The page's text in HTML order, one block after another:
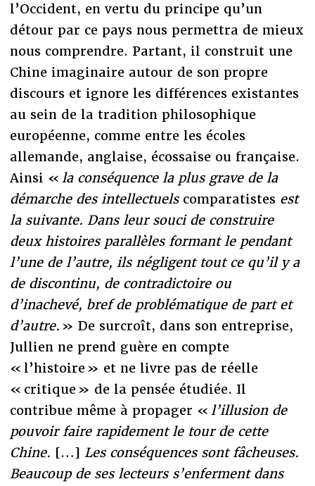
l’Occident, en vertu du principe qu’un
détour par ce pays nous permettra de mieux
nous comprendre. Partant, il construit une
Chine imaginaire autour de son propre
discours et ignore les différences existantes
au sein de la tradition philosophique
européenne, comme entre les écoles
allemande, anglaise, écossaise ou française.
Ainsi « la conséquence la plus grave de la
démarche des intellectuels comparatistesest
la suivante. Dans leur souci de construire
deux histoires parallèles formant le pendant
l’une de l’autre, ils négligent tout ce qu’il y a
de discontinu, de contradictoire ou
d’inachevé, bref de problématique de part et
d’autre. » De surcroît, dans son entreprise,
Jullien ne prend guère en compte
« l’histoire » et ne livre pas de réelle
« critique » de la pensée étudiée. Il
contribue même à propager « l’illusion de
pouvoir faire rapidement le tour de cette
Chine. […] Les conséquences sont fâcheuses.
Beaucoup de ses lecteurs s’enferment dans